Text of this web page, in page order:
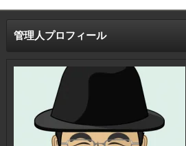
管理人プロフィール